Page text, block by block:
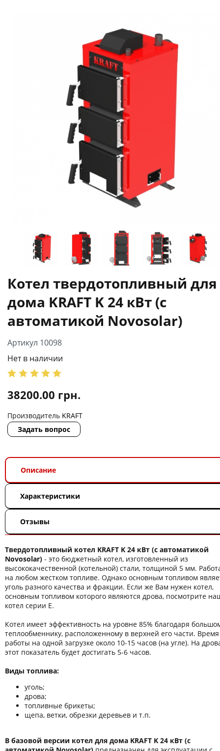
Котел твердотопливный для
дома KRAFT K 24 кВт (с
автоматикой Novosolar)
Артикул 10098
Нет в наличии
38200.00 грн.
Производитель KRAFT
Задать вопрос
Описание
Характеристики
Отзывы
Твердотопливный котел KRAFT K 24 кВт (с автоматикой
Novosolar) - это бюджетный котел, изготовленный из
высококачественной (котельной) стали, толщиной 5 мм.
на любом жестком топливе. Однако основным топливом
уголь разного качества и фракции. Если же Вам нужен котел,
основным топливом которого являются дрова, посмотрите
котел серии Е.
Котел имеет эффективность на уровне 85% благодаря
теплообменнику, расположенному в верхней его части. Время
работы на одной загрузке около 10-15 часов (на угле). На
этот показатель будет достигать 5-6 часов.
Виды топлива:
уголь;
дрова;
топливные брикеты;
щепа, ветки, обрезки деревьев и т.п.
В базовой версии котел для дома KRAFT K 24 кВт (с